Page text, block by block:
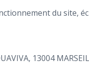
du site,
13004